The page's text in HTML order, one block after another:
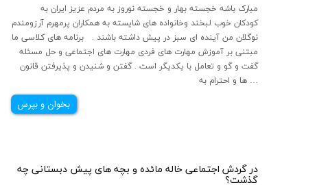
کودکان خوب لبخند وخانواده های شایسته به همکاران پرمهرم آرزومندم
نوگلان من آینده ای سبز در پیش داشته باشند . برنامه های کلاسی ما
مبتنی بر آموزش مهارت های فردی مهارت های اجتماعی و حل مسئله
گفت و گو و تعامل با یکدیگر است . گفتن و شنیدن و پذیرفتن قانون
ها و احترام به …
بخوان و بپرس
در گردش اجتماعی خاله مائده و بچه های پیش دبستانی چه
گذشت؟